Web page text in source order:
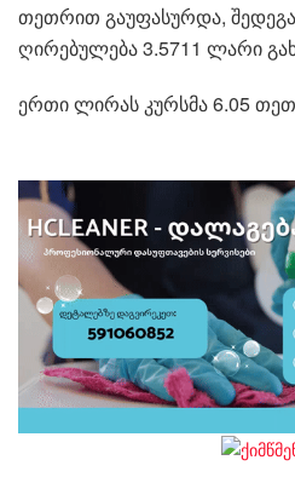
თეთრით გაუფასურდა,
ღირებულება 3.5711 ლარი
ერთი ლირას კურსმა 6.05